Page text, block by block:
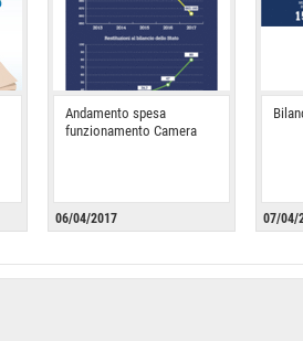
Andamento spesa
funzionamento Camera
06/04/2017 07/04/